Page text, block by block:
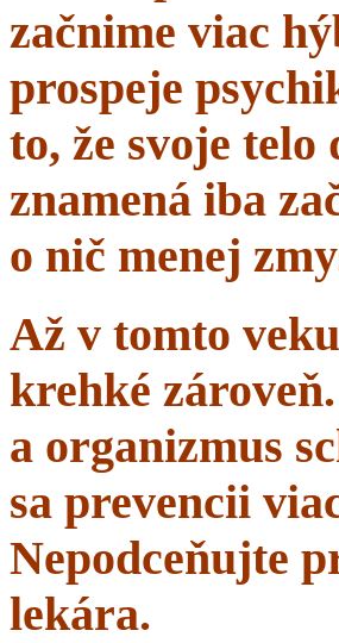
začnime viac
prospeje
to, že svoje telo
znamená iba
o nič menej
Až v tomto
krehké
a organizmus
sa prevencii
Nepodceňujte
lekára.